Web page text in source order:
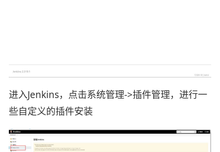
进入Jenkins，点击系统管理->插件管理，进行一
些自定义的插件安装